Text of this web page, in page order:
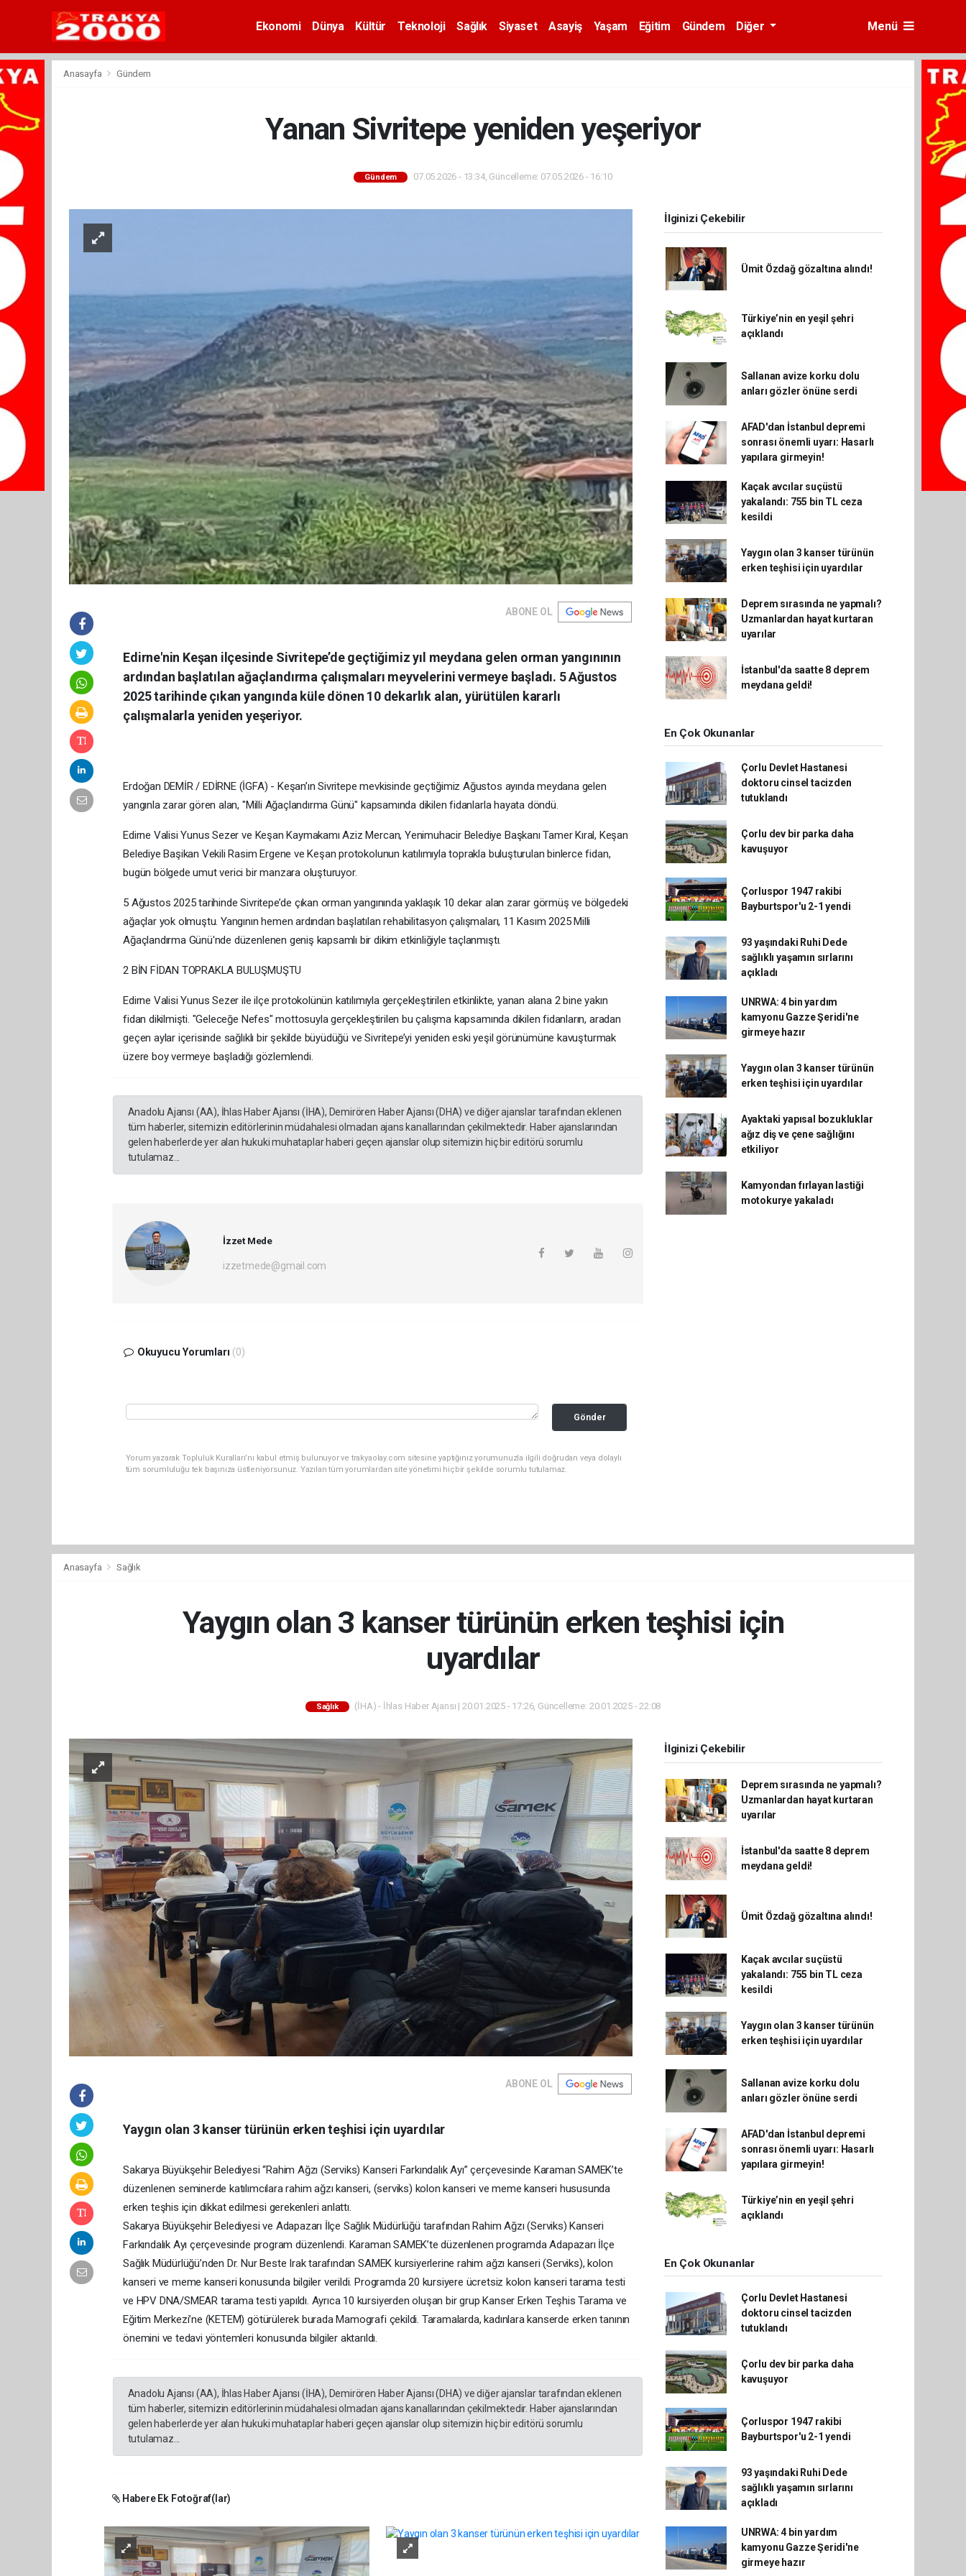
Ekonomi Dünya Kültür Teknoloji Sağlık Siyaset Asayiş Yaşam Eğitim Gündem Diğer Menü
Anasayfa Gündem
Yanan Sivritepe yeniden yeşeriyor
Gündem 07.05.2026 - 13:34, Güncelleme: 07.05.2026 - 16:10
ABONE OL
Edirne'nin Keşan ilçesinde Sivritepe’de geçtiğimiz yıl meydana gelen orman yangınının
ardından başlatılan ağaçlandırma çalışmaları meyvelerini vermeye başladı. 5 Ağustos
2025 tarihinde çıkan yangında küle dönen 10 dekarlık alan, yürütülen kararlı
çalışmalarla yeniden yeşeriyor.
Erdoğan DEMİR / EDİRNE (İGFA) - Keşan’ın Sivritepe mevkisinde geçtiğimiz Ağustos ayında meydana gelen
yangınla zarar gören alan, "Milli Ağaçlandırma Günü" kapsamında dikilen fidanlarla hayata döndü.
Edirne Valisi Yunus Sezer ve Keşan Kaymakamı Aziz Mercan, Yenimuhacir Belediye Başkanı Tamer Kıral, Keşan
Belediye Başikan Vekili Rasim Ergene ve Keşan protokolunun katılımıyla toprakla buluşturulan binlerce fidan,
bugün bölgede umut verici bir manzara oluşturuyor.
5 Ağustos 2025 tarihinde Sivritepe’de çıkan orman yangınında yaklaşık 10 dekar alan zarar görmüş ve bölgedeki
ağaçlar yok olmuştu. Yangının hemen ardından başlatılan rehabilitasyon çalışmaları, 11 Kasım 2025 Milli
Ağaçlandırma Günü'nde düzenlenen geniş kapsamlı bir dikim etkinliğiyle taçlanmıştı.
2 BİN FİDAN TOPRAKLA BULUŞMUŞTU
Edirne Valisi Yunus Sezer ile ilçe protokolünün katılımıyla gerçekleştirilen etkinlikte, yanan alana 2 bine yakın
fidan dikilmişti. "Geleceğe Nefes" mottosuyla gerçekleştirilen bu çalışma kapsamında dikilen fidanların, aradan
geçen aylar içerisinde sağlıklı bir şekilde büyüdüğü ve Sivritepe’yi yeniden eski yeşil görünümüne kavuşturmak
üzere boy vermeye başladığı gözlemlendi.
Anadolu Ajansı (AA), İhlas Haber Ajansı (İHA), Demirören Haber Ajansı (DHA) ve diğer ajanslar tarafından eklenen
tüm haberler, sitemizin editörlerinin müdahalesi olmadan ajans kanallarından çekilmektedir. Haber ajanslarından
gelen haberlerde yer alan hukuki muhataplar haberi geçen ajanslar olup sitemizin hiç bir editörü sorumlu
tutulamaz...
İzzet Mede
izzetmede@gmail.com
Okuyucu Yorumları (0)
Gönder
Yorum yazarak Topluluk Kuralları’nı kabul etmiş bulunuyor ve trakyaolay.com sitesine yaptığınız yorumunuzla ilgili doğrudan veya dolaylı
tüm sorumluluğu tek başınıza üstleniyorsunuz. Yazılan tüm yorumlardan site yönetimi hiçbir şekilde sorumlu tutulamaz.
İlginizi Çekebilir
Ümit Özdağ gözaltına alındı!
Türkiye’nin en yeşil şehri
açıklandı
Sallanan avize korku dolu
anları gözler önüne serdi
AFAD'dan İstanbul depremi
sonrası önemli uyarı: Hasarlı
yapılara girmeyin!
Kaçak avcılar suçüstü
yakalandı: 755 bin TL ceza
kesildi
Yaygın olan 3 kanser türünün
erken teşhisi için uyardılar
Deprem sırasında ne yapmalı?
Uzmanlardan hayat kurtaran
uyarılar
İstanbul'da saatte 8 deprem
meydana geldi!
En Çok Okunanlar
Çorlu Devlet Hastanesi
doktoru cinsel tacizden
tutuklandı
Çorlu dev bir parka daha
kavuşuyor
Çorluspor 1947 rakibi
Bayburtspor'u 2-1 yendi
93 yaşındaki Ruhi Dede
sağlıklı yaşamın sırlarını
açıkladı
UNRWA: 4 bin yardım
kamyonu Gazze Şeridi'ne
girmeye hazır
Yaygın olan 3 kanser türünün
erken teşhisi için uyardılar
Ayaktaki yapısal bozukluklar
ağız diş ve çene sağlığını
etkiliyor
Kamyondan fırlayan lastiği
motokurye yakaladı
Anasayfa Sağlık
Yaygın olan 3 kanser türünün erken teşhisi için
uyardılar
Sağlık (İHA) - İhlas Haber Ajansı | 20.01.2025 - 17:26, Güncelleme: 20.01.2025 - 22:08
ABONE OL
Yaygın olan 3 kanser türünün erken teşhisi için uyardılar
Sakarya Büyükşehir Belediyesi “Rahim Ağzı (Serviks) Kanseri Farkındalık Ayı” çerçevesinde Karaman SAMEK’te
düzenlenen seminerde katılımcılara rahim ağzı kanseri, (serviks) kolon kanseri ve meme kanseri hususunda
erken teşhis için dikkat edilmesi gerekenleri anlattı.
Sakarya Büyükşehir Belediyesi ve Adapazarı İlçe Sağlık Müdürlüğü tarafından Rahim Ağzı (Serviks) Kanseri
Farkındalık Ayı çerçevesinde program düzenlendi. Karaman SAMEK’te düzenlenen programda Adapazarı İlçe
Sağlık Müdürlüğü’nden Dr. Nur Beste Irak tarafından SAMEK kursiyerlerine rahim ağzı kanseri (Serviks), kolon
kanseri ve meme kanseri konusunda bilgiler verildi. Programda 20 kursiyere ücretsiz kolon kanseri tarama testi
ve HPV DNA/SMEAR tarama testi yapıldı. Ayrıca 10 kursiyerden oluşan bir grup Kanser Erken Teşhis Tarama ve
Eğitim Merkezi’ne (KETEM) götürülerek burada Mamografi çekildi. Taramalarda, kadınlara kanserde erken tanının
önemini ve tedavi yöntemleri konusunda bilgiler aktarıldı.
Anadolu Ajansı (AA), İhlas Haber Ajansı (İHA), Demirören Haber Ajansı (DHA) ve diğer ajanslar tarafından eklenen
tüm haberler, sitemizin editörlerinin müdahalesi olmadan ajans kanallarından çekilmektedir. Haber ajanslarından
gelen haberlerde yer alan hukuki muhataplar haberi geçen ajanslar olup sitemizin hiç bir editörü sorumlu
tutulamaz...
Habere Ek Fotoğraf(lar)
İlginizi Çekebilir
Deprem sırasında ne yapmalı?
Uzmanlardan hayat kurtaran
uyarılar
İstanbul'da saatte 8 deprem
meydana geldi!
Ümit Özdağ gözaltına alındı!
Kaçak avcılar suçüstü
yakalandı: 755 bin TL ceza
kesildi
Yaygın olan 3 kanser türünün
erken teşhisi için uyardılar
Sallanan avize korku dolu
anları gözler önüne serdi
AFAD'dan İstanbul depremi
sonrası önemli uyarı: Hasarlı
yapılara girmeyin!
Türkiye’nin en yeşil şehri
açıklandı
En Çok Okunanlar
Çorlu Devlet Hastanesi
doktoru cinsel tacizden
tutuklandı
Çorlu dev bir parka daha
kavuşuyor
Çorluspor 1947 rakibi
Bayburtspor'u 2-1 yendi
93 yaşındaki Ruhi Dede
sağlıklı yaşamın sırlarını
açıkladı
UNRWA: 4 bin yardım
kamyonu Gazze Şeridi'ne
girmeye hazır